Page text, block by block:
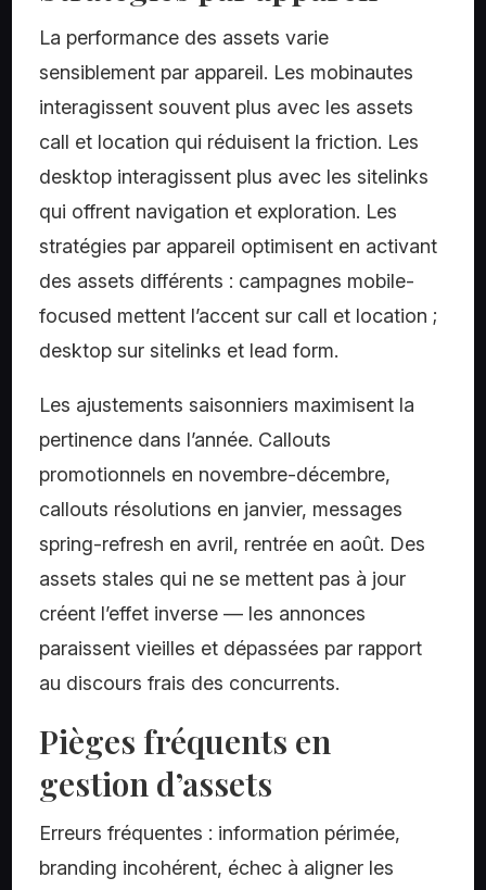
La performance des assets varie
sensiblement par appareil. Les mobinautes
interagissent souvent plus avec les assets
call et location qui réduisent la friction. Les
desktop interagissent plus avec les sitelinks
qui offrent navigation et exploration. Les
stratégies par appareil optimisent en activant
des assets différents : campagnes mobile-
focused mettent l’accent sur call et location ;
desktop sur sitelinks et lead form.
Les ajustements saisonniers maximisent la
pertinence dans l’année. Callouts
promotionnels en novembre-décembre,
callouts résolutions en janvier, messages
spring-refresh en avril, rentrée en août. Des
assets stales qui ne se mettent pas à jour
créent l’effet inverse — les annonces
paraissent vieilles et dépassées par rapport
au discours frais des concurrents.
Pièges fréquents en
gestion d’assets
Erreurs fréquentes : information périmée,
branding incohérent, échec à aligner les